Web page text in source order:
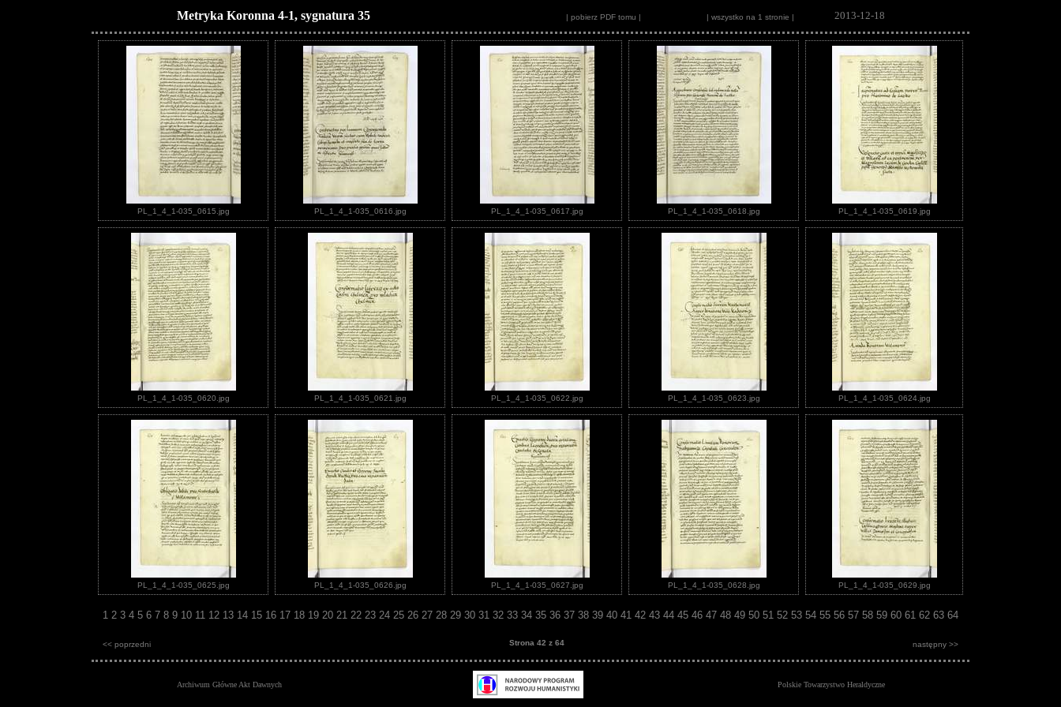
Metryka Koronna 4-1, sygnatura 35 | pobierz PDF tomu | | wszystko na 1 stronie | 2013-12-18
PL_1_4_1-035_0615.jpg PL_1_4_1-035_0616.jpg PL_1_4_1-035_0617.jpg PL_1_4_1-035_0618.jpg PL_1_4_1-035_0619.jpg
PL_1_4_1-035_0620.jpg PL_1_4_1-035_0621.jpg PL_1_4_1-035_0622.jpg PL_1_4_1-035_0623.jpg PL_1_4_1-035_0624.jpg
PL_1_4_1-035_0625.jpg PL_1_4_1-035_0626.jpg PL_1_4_1-035_0627.jpg PL_1_4_1-035_0628.jpg PL_1_4_1-035_0629.jpg
1 2 3 4 5 6 7 8 9 10 11 12 13 14 15 16 17 18 19 20 21 22 23 24 25 26 27 28 29 30 31 32 33 34 35 36 37 38 39 40 41 42 43 44 45 46 47 48 49 50 51 52 53 54 55 56 57 58 59 60 61 62 63 64
<< poprzedni Strona 42 z 64 następny >>
Archiwum Główne Akt Dawnych Polskie Towarzystwo Heraldyczne